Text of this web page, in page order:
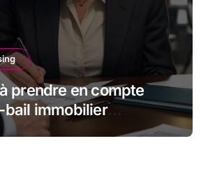
prendre en compte
bail immobilier